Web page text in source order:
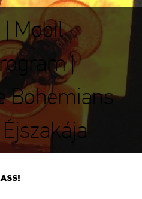
| Mobil
|
Bohemians
Éjszakája